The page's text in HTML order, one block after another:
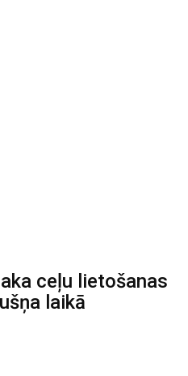
ceļu lietošanas
laikā